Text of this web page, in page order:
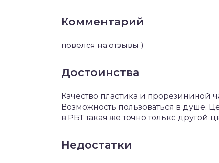
Комментарий
повелся на отзывы )
Достоинства
Качество пластика и прорезининой
Возможность пользоваться в душе.
в РБТ такая же точно только другой
Недостатки